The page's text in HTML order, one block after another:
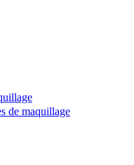
de maquillage